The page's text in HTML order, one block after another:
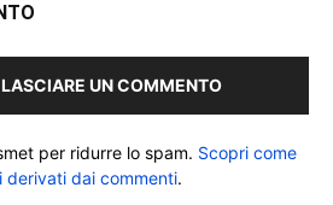
UN COMMENTO
per ridurre lo spam. Scopri come
derivati dai commenti.